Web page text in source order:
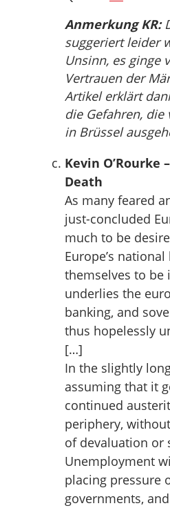
Anmerkung KR:
suggeriert leider
Unsinn, es ginge
Vertrauen der
Artikel erklärt
die Gefahren, die
in Brüssel
Kevin O’Rourke
Death
As many feared
just-concluded
much to be
Europe’s
themselves to be
underlies the
banking, and
thus hopelessly
[…]
In the slightly
assuming that it
continued
periphery,
of devaluation or
Unemployment
placing pressure
governments,